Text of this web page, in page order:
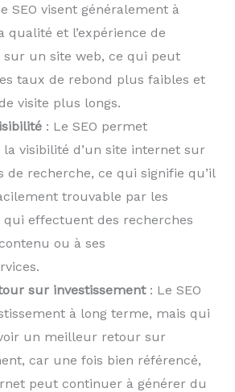
SEO visent généralement à
qualité et l’expérience de
sur un site web, ce qui peut
taux de rebond plus faibles et
visite plus longs.
: Le SEO permet
la visibilité d’un site internet sur
de recherche, ce qui signifie qu’il
trouvable par les
effectuent des recherches
ou à ses
sur investissement : Le SEO
à long terme, mais qui
un meilleur retour sur
car une fois bien référencé,
peut continuer à générer du